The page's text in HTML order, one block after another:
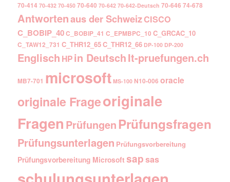
70-414 70-432 70-450 70-640 70-642 70-642-Deutsch 70-646 74-678
Antwortenaus der SchweizCISCO
C_BOBIP_40C_BOBIP_41 C_EPMBPC_10 C_GRCAC_10
C_TAW12_731 C_THR12_65C_THR12_66 DP-100 DP-200
Englisch HPin DeutschIt-pruefungen.ch
MB7-701 microsoft MS-100 N10-006 oracle
originale Frageoriginale
Fragen Prüfungen Prüfungsfragen
Prüfungsunterlagen Prüfungsvorbereitung
Prüfungsvorbereitung Microsoft sapsas